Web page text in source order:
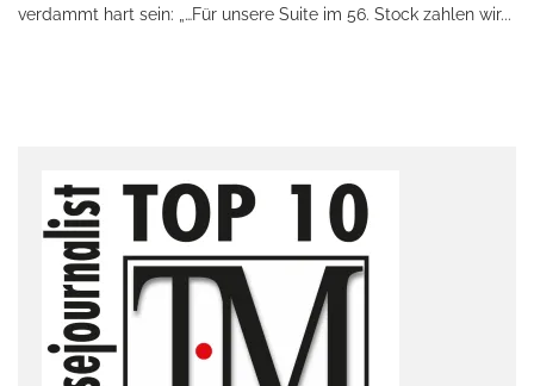
verdammt hart sein: „…Für unsere Suite im 56. Stock zahlen wir...